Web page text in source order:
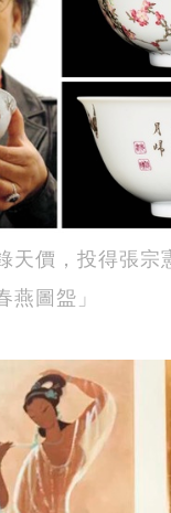
天價，投得張宗
圖盌」